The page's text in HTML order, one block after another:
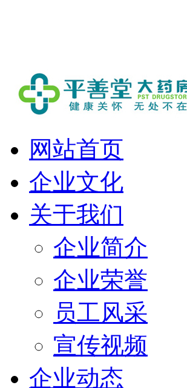
网站首页
企业文化
关于我们
企业简介
企业荣誉
员工风采
宣传视频
企业动态